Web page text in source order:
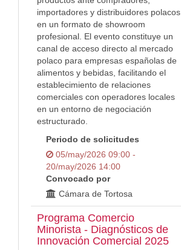
importadores y distribuidores polacos
en un formato de showroom
profesional. El evento constituye un
canal de acceso directo al mercado
polaco para empresas españolas de
alimentos y bebidas, facilitando el
establecimiento de relaciones
comerciales con operadores locales
en un entorno de negociación
estructurado.
Periodo de solicitudes
05/may/2026 09:00 -
20/may/2026 14:00
Convocado por
Cámara de Tortosa
Programa Comercio
Minorista - Diagnósticos de
Innovación Comercial 2025